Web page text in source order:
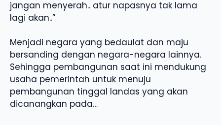
jangan menyerah.. atur napasnya tak lama
lagi akan..”
Menjadi negara yang bedaulat dan maju
bersanding dengan negara-negara lainnya.
Sehingga pembangunan saat ini mendukung
usaha pemerintah untuk menuju
pembangunan tinggal landas yang akan
dicanangkan pada…